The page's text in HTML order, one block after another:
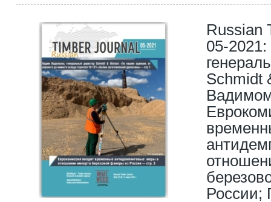
Russian
05-
Schmidt
России;